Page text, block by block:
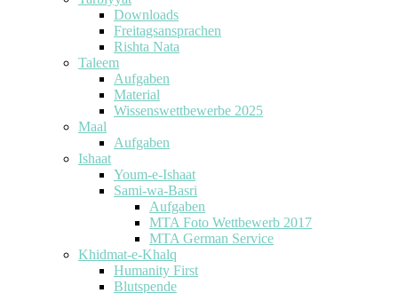
Downloads
Freitagsansprachen
Rishta Nata
Taleem
Aufgaben
Material
Wissenswettbewerbe 2025
Maal
Aufgaben
Ishaat
Youm-e-Ishaat
Sami-wa-Basri
Aufgaben
MTA Foto Wettbewerb 2017
MTA German Service
Khidmat-e-Khalq
Humanity First
Blutspende